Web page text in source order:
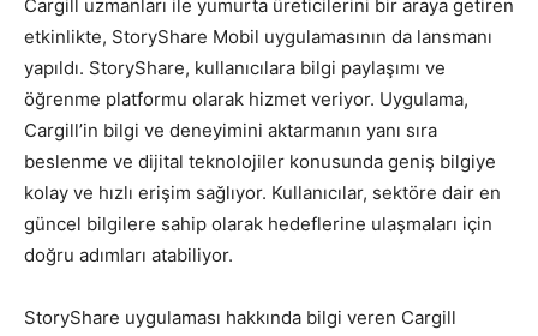
Cargill uzmanları ile yumurta üreticilerini bir araya getiren
etkinlikte, StoryShare Mobil uygulamasının da lansmanı
yapıldı. StoryShare, kullanıcılara bilgi paylaşımı ve
öğrenme platformu olarak hizmet veriyor. Uygulama,
Cargill’in bilgi ve deneyimini aktarmanın yanı sıra
beslenme ve dijital teknolojiler konusunda geniş bilgiye
kolay ve hızlı erişim sağlıyor. Kullanıcılar, sektöre dair en
güncel bilgilere sahip olarak hedeflerine ulaşmaları için
doğru adımları atabiliyor.
StoryShare uygulaması hakkında bilgi veren Cargill